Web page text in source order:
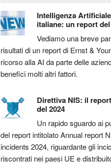
Intelligenza
italiane: un report del
Vediamo una breve
risultati di un report di Ernst &
ricorso alla AI da parte delle
benefici molti altri fattori.
Direttiva NIS: il
del 2024
Un rapido sguardo ai
del report intitolato Annual report
incidents 2024, riguardante gli
riscontrati nei paesi UE e